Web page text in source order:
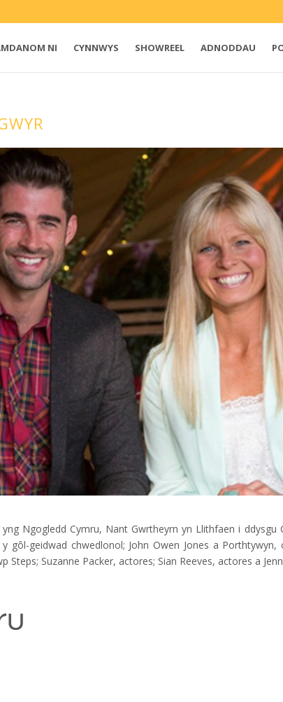
NI CYNNWYS SHOWREEL ADNODDAU
Ngogledd Cymru, Nant Gwrtheyrn yn Llithfaen i
gôl-geidwad chwedlonol; John Owen Jones a
Steps; Suzanne Packer, actores; Sian Reeves, actores a